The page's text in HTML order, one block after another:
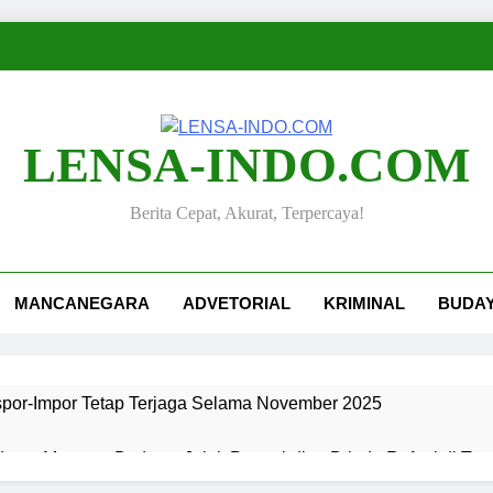
LENSA-INDO.COM
Berita Cepat, Akurat, Terpercaya!
MANCANEGARA ADVETORIAL KRIMINAL
Impor Tetap Terjaga Selama November 2025
Merawat Budaya: Jejak Pengabdian Bripda Rafael di